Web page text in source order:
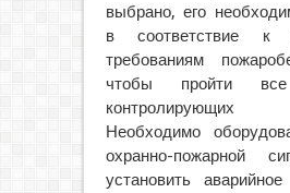
выбрано, его
в соответствие
требованиям
чтобы пройти все
контролирующих
Необходимо
охранно-пожарной
установить